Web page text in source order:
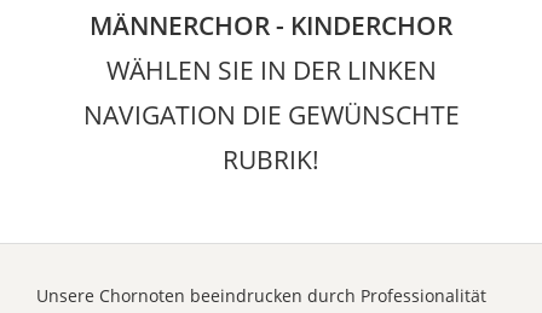
MÄNNERCHOR - KINDERCHOR
WÄHLEN SIE IN DER LINKEN
NAVIGATION DIE GEWÜNSCHTE
RUBRIK!
Unsere Chornoten beeindrucken durch Professionalität